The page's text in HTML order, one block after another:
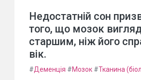
Недостатній сон
того, що мозок
старшим, ніж його
вік.
#Деменція #Мозок #Тканина